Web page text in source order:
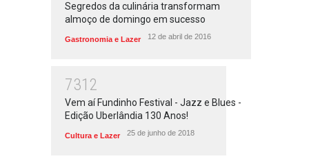
Segredos da culinária transformam
almoço de domingo em sucesso
Gastronomia e Lazer 12 de abril de 2016
7312
Vem aí Fundinho Festival - Jazz e Blues -
Edição Uberlândia 130 Anos!
Cultura e Lazer 25 de junho de 2018